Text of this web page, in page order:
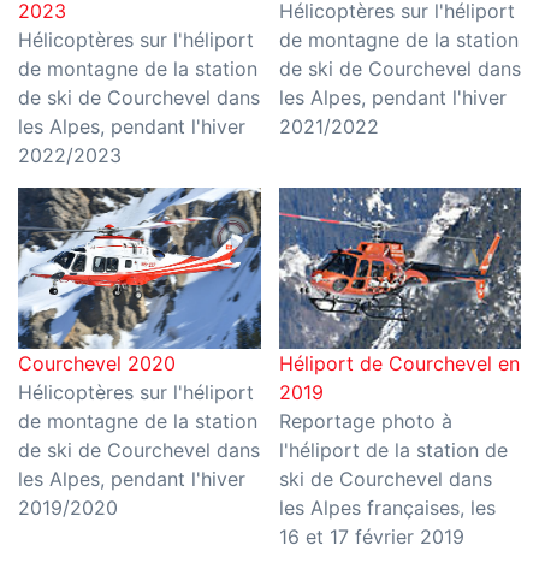
2023
Hélicoptères sur l'héliport
de montagne de la station
de ski de Courchevel dans
les Alpes, pendant l'hiver
2022/2023
Hélicoptères sur l'héliport
de montagne de la station
de ski de Courchevel dans
les Alpes, pendant l'hiver
2021/2022
Courchevel 2020
Hélicoptères sur l'héliport
de montagne de la station
de ski de Courchevel dans
les Alpes, pendant l'hiver
2019/2020
Héliport de Courchevel en
2019
Reportage photo à
l'héliport de la station de
ski de Courchevel dans
les Alpes françaises, les
16 et 17 février 2019